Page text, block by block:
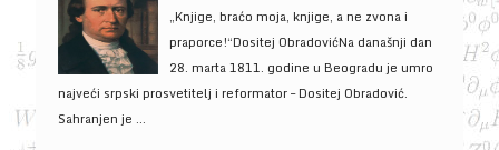
„Knjige, braćo moja, knjige, a ne zvona i
praporce!“Dositej ObradovićNa današnji dan
28. marta 1811. godine u Beogradu je umro
najveći srpski prosvetitelj i reformator – Dositej Obradović.
Sahranjen je ...